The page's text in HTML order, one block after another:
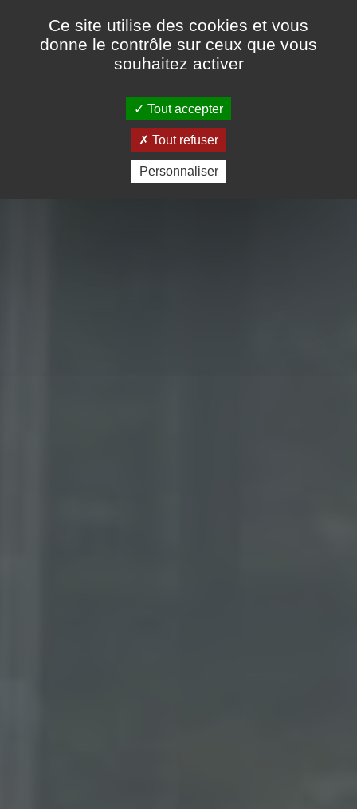
05 53 07 23 73-07 71 18 92 13
Ce site utilise des cookies et vous
donne le contrôle sur ceux que vous
souhaitez activer
Tout accepter
Tout refuser
Personnaliser